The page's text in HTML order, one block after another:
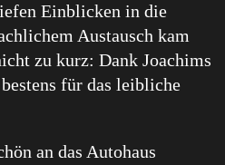
Einblicken in die
Austausch kam
zu kurz: Dank Joachims
für das leibliche
an das Autohaus